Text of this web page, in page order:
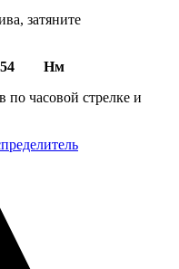
затяните
54 Нм
по часовой стрелке и